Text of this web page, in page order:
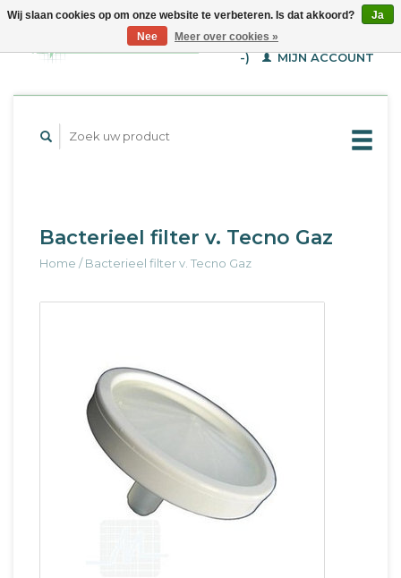
WINKELWAGEN (€--,-
-)
MIJN ACCOUNT
Bacterieel filter v. Tecno Gaz
Home /Bacterieel filter v. Tecno Gaz
Wij slaan cookies op om onze website te verbeteren. Is dat akkoord?
Ja
Nee
Meer over cookies »